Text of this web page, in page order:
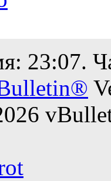
23:07.